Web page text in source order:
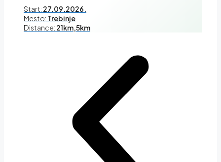
Start: 27.09.2026.
Mesto: Trebinje
Distance: 21km,5km